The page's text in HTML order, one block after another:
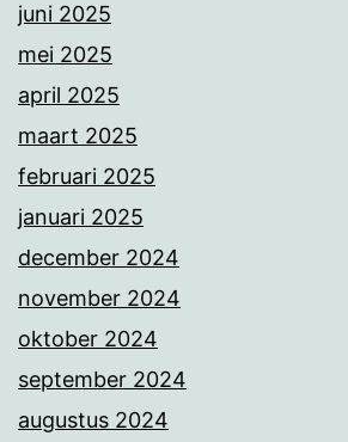
juni 2025
mei 2025
april 2025
maart 2025
februari 2025
januari 2025
december 2024
november 2024
oktober 2024
september 2024
augustus 2024